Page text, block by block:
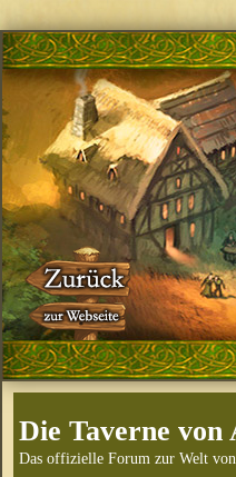
Die Taverne von
Das offizielle Forum zur Welt